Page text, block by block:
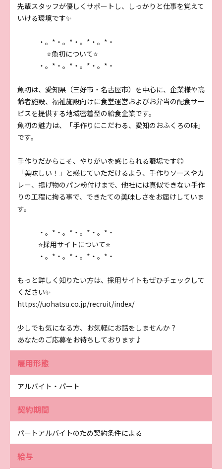
先輩スタッフが優しくサポートし、しっかりと仕事を覚えて
いける環境です✨
・。*・。*・。*・。*・
⭐魚初について⭐
・。*・。*・。*・。*・
魚初は、愛知県（三好市・名古屋市）を中心に、企業様や高
齢者施設、福祉施設向けに食堂運営およびお弁当の配食サー
ビスを提供する地域密着型の給食企業です。
魚初の魅力は、「手作りにこだわる、愛知のおふくろの味」
です。
手作りだからこそ、やりがいを感じられる職場です◎
「美味しい！」と感じていただけるよう、手作りソースやカ
レー、揚げ物のパン粉付けまで、他社には真似できない手作
りの工程に拘る事で、できたての美味しさをお届けしていま
す。
・。*・。*・。*・。*・
⭐採用サイトについて⭐
・。*・。*・。*・。*・
もっと詳しく知りたい方は、採用サイトもぜひチェックして
ください✨
https://uohatsu.co.jp/recruit/index/
少しでも気になる方、お気軽にお話をしませんか？
あなたのご応募をお待ちしております♪
雇用形態
アルバイト・パート
契約期間
パートアルバイトのため契約条件による
給与